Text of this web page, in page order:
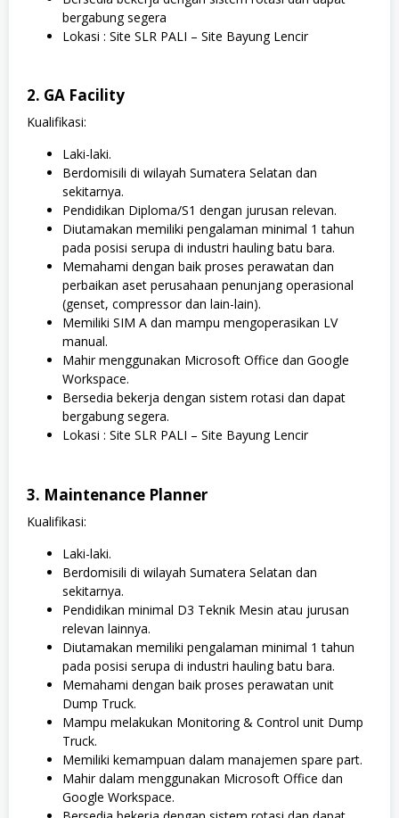
bergabung segera
Lokasi : Site SLR PALI – Site Bayung Lencir
2. GA Facility
Kualifikasi:
Laki-laki.
Berdomisili di wilayah Sumatera Selatan dan
sekitarnya.
Pendidikan Diploma/S1 dengan jurusan relevan.
Diutamakan memiliki pengalaman minimal 1 tahun
pada posisi serupa di industri hauling batu bara.
Memahami dengan baik proses perawatan dan
perbaikan aset perusahaan penunjang operasional
(genset, compressor dan lain-lain).
Memiliki SIM A dan mampu mengoperasikan LV
manual.
Mahir menggunakan Microsoft Office dan Google
Workspace.
Bersedia bekerja dengan sistem rotasi dan dapat
bergabung segera.
Lokasi : Site SLR PALI – Site Bayung Lencir
3. Maintenance Planner
Kualifikasi:
Laki-laki.
Berdomisili di wilayah Sumatera Selatan dan
sekitarnya.
Pendidikan minimal D3 Teknik Mesin atau jurusan
relevan lainnya.
Diutamakan memiliki pengalaman minimal 1 tahun
pada posisi serupa di industri hauling batu bara.
Memahami dengan baik proses perawatan unit
Dump Truck.
Mampu melakukan Monitoring & Control unit Dump
Truck.
Memiliki kemampuan dalam manajemen spare part.
Mahir dalam menggunakan Microsoft Office dan
Google Workspace.